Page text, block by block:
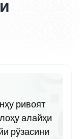
ривоят
алайҳи
рўзасини